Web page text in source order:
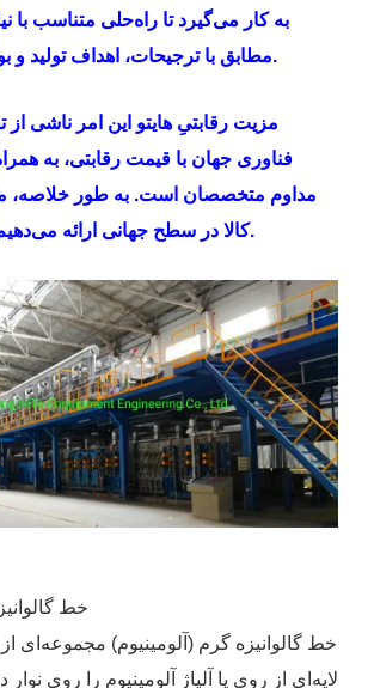
به کار می‌گیرد تا راه‌حلی متناسب با
مطابق با ترجیحات، اهداف تولید و بودجه‌تان، ارائه دهد.
مزیت رقابتیِ هایتو این امر ناشی از
فناوری جهان با قیمت رقابتی، به
مداوم متخصصان است. به طور خلاصه،
کالا در سطح جهانی ارائه می‌دهیم که بی‌نظیر است.
خط
خط گالوانیزه گرم (آلومینیوم) مجموعه‌ای
لایه‌ای از روی یا آلیاژ آلومینیوم را روی نوار